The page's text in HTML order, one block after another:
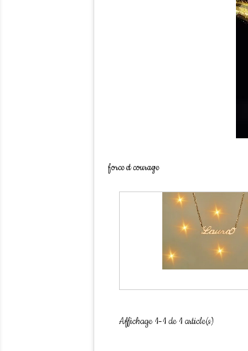
force et courage
Affichage 1-1 de 1 article(s)